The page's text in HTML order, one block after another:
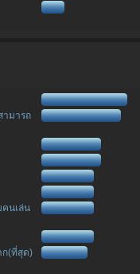
ามารถ
นเล่น
ก(ที่สุด)